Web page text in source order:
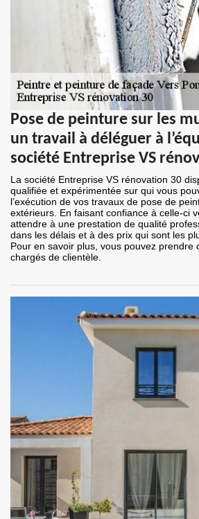
Pose de peinture sur les
un travail à déléguer à
société Entreprise VS
La société Entreprise VS rénovation 30
qualifiée et expérimentée sur qui vous
l’exécution de vos travaux de pose de
extérieurs. En faisant confiance à celle-ci
attendre à une prestation de qualité
dans les délais et à des prix qui sont les
Pour en savoir plus, vous pouvez prendre
chargés de clientèle.